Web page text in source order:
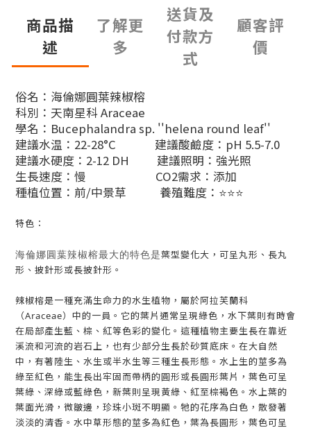
商品描
述
了解更
多
送貨及
付款方
式
顧客評
價
俗名：海倫娜圓葉辣椒榕
科別：天南星科 Araceae
學名：Bucephalandra sp. ''helena round leaf''
建議水温：22-28°C 建議酸鹼度：pH 5.5-7.0
建議水硬度：2-12 DH 建議照明：強光照
生長速度：慢 CO2需求：添加
種植位置：前/中景草 養殖難度：⭐⭐⭐
特色：
海倫娜圓葉辣椒榕最大的特色是葉型變化大，可呈丸形、長丸
形、披針形或長披針形。
辣椒榕是一種充滿生命力的水生植物，屬於阿拉芙蘭科
（Araceae）中的一員。它的葉片通常呈現綠色，水下葉則有時會
在局部產生藍、棕、紅等色彩的變化。這種植物主要生長在靠近
溪流和河流的岩石上，也有少部分生長於砂質底床。在大自然
中，有著陸生、水生或半水生等三種生長形態。水上生的莖多為
綠至紅色，能生長出牢固而帶柄的圓形或長圓形葉片，葉色可呈
葉綠、深綠或藍綠色，新葉則呈現黃綠、紅至棕褐色。水上葉的
葉面光滑，微皺邊，珍珠小斑不明顯。牠的花序為白色，散發著
淡淡的清香。水中草形態的莖多為紅色，葉為長圓形，葉色可呈